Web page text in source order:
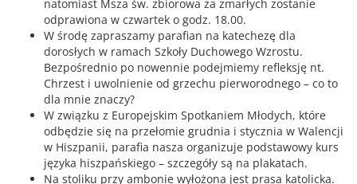
natomiast Msza św. zbiorowa za zmarłych zostanie
odprawiona w czwartek o godz. 18.00.
W środę zapraszamy parafian na katechezę dla
dorosłych w ramach Szkoły Duchowego Wzrostu.
Bezpośrednio po nowennie podejmiemy refleksję nt.
Chrzest i uwolnienie od grzechu pierworodnego – co to
dla mnie znaczy?
W związku z Europejskim Spotkaniem Młodych, które
odbędzie się na przełomie grudnia i stycznia w Walencji
w Hiszpanii, parafia nasza organizuje podstawowy kurs
języka hiszpańskiego – szczegóły są na plakatach.
Na stoliku przy ambonie wyłożona jest prasa katolicka.